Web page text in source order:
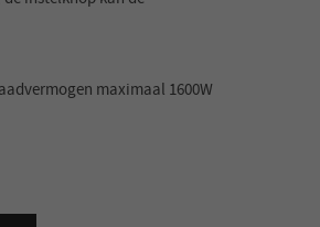
maximaal 1600W